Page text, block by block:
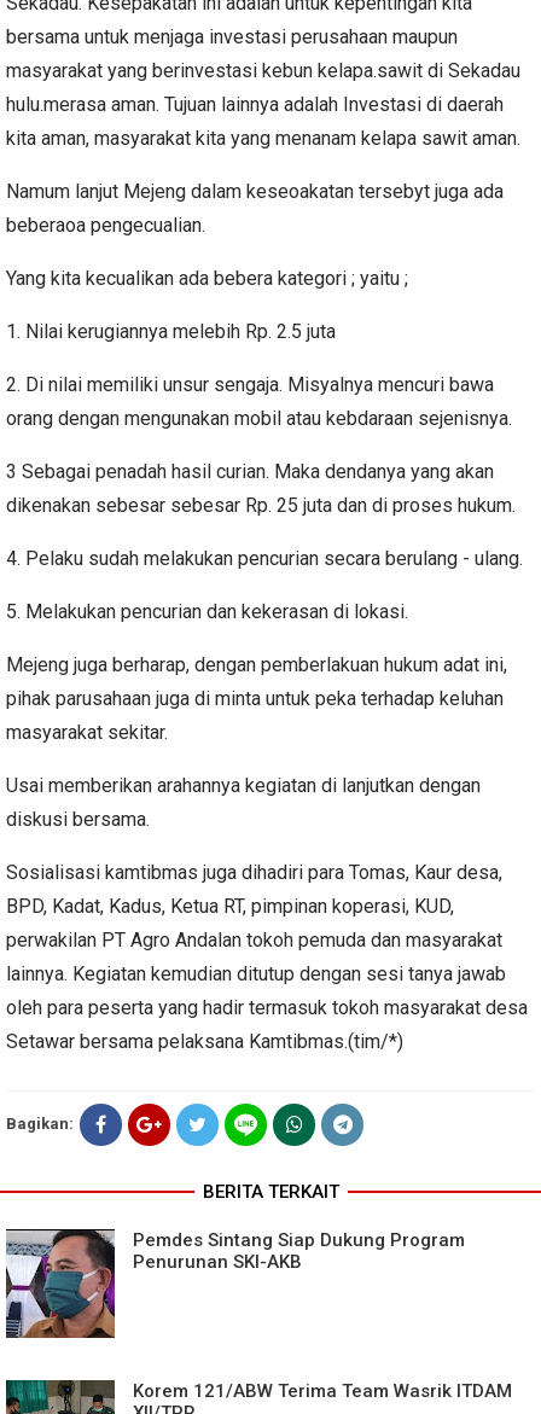
bersama untuk menjaga investasi perusahaan maupun
masyarakat yang berinvestasi kebun kelapa.sawit di Sekadau
hulu.merasa aman. Tujuan lainnya adalah Investasi di daerah
kita aman, masyarakat kita yang menanam kelapa sawit aman.
Namum lanjut Mejeng dalam keseoakatan tersebyt juga ada
beberaoa pengecualian.
Yang kita kecualikan ada bebera kategori ; yaitu ;
1. Nilai kerugiannya melebih Rp. 2.5 juta
2. Di nilai memiliki unsur sengaja. Misyalnya mencuri bawa
orang dengan mengunakan mobil atau kebdaraan sejenisnya.
3 Sebagai penadah hasil curian. Maka dendanya yang akan
dikenakan sebesar sebesar Rp. 25 juta dan di proses hukum.
4. Pelaku sudah melakukan pencurian secara berulang - ulang.
5. Melakukan pencurian dan kekerasan di lokasi.
Mejeng juga berharap, dengan pemberlakuan hukum adat ini,
pihak parusahaan juga di minta untuk peka terhadap keluhan
masyarakat sekitar.
Usai memberikan arahannya kegiatan di lanjutkan dengan
diskusi bersama.
Sosialisasi kamtibmas juga dihadiri para Tomas, Kaur desa,
BPD, Kadat, Kadus, Ketua RT, pimpinan koperasi, KUD,
perwakilan PT Agro Andalan tokoh pemuda dan masyarakat
lainnya. Kegiatan kemudian ditutup dengan sesi tanya jawab
oleh para peserta yang hadir termasuk tokoh masyarakat desa
Setawar bersama pelaksana Kamtibmas.(tim/*)
Bagikan:
BERITA TERKAIT
Pemdes Sintang Siap Dukung Program
Penurunan SKI-AKB
Korem 121/ABW Terima Team Wasrik ITDAM